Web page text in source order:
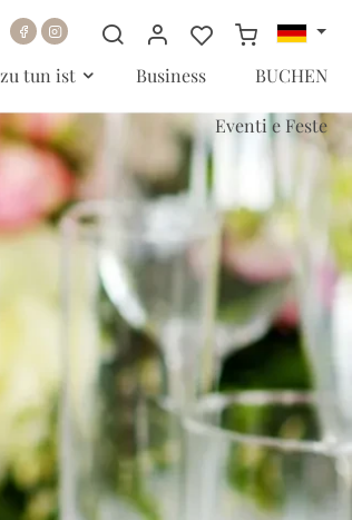
zu tun ist Business BUCHEN
Eventi e Feste